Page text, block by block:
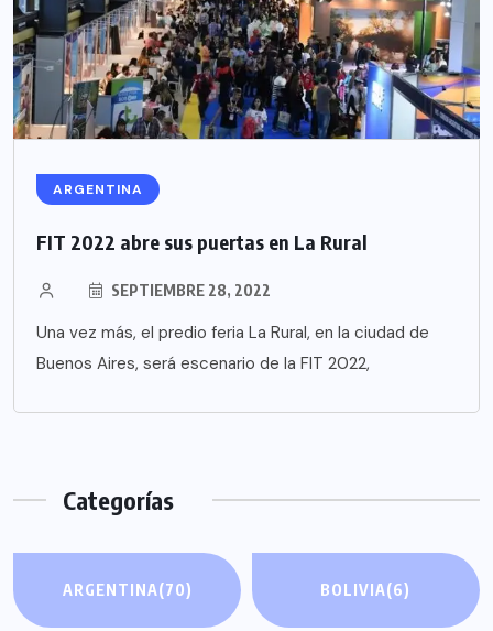
ARGENTINA
FIT 2022 abre sus puertas en La Rural
SEPTIEMBRE 28, 2022
Una vez más, el predio feria La Rural, en la ciudad de
Buenos Aires, será escenario de la FIT 2022,
Categorías
ARGENTINA(70) BOLIVIA(6)